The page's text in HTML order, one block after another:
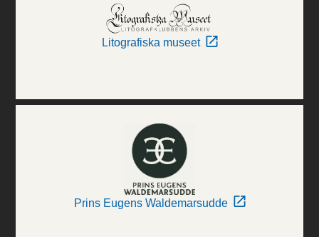
Litografiska museet
Prins Eugens Waldemarsudde